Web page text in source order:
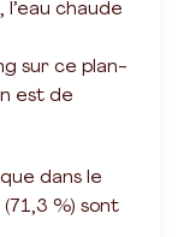
chaude
sur ce plan-
est de
dans le
%) sont